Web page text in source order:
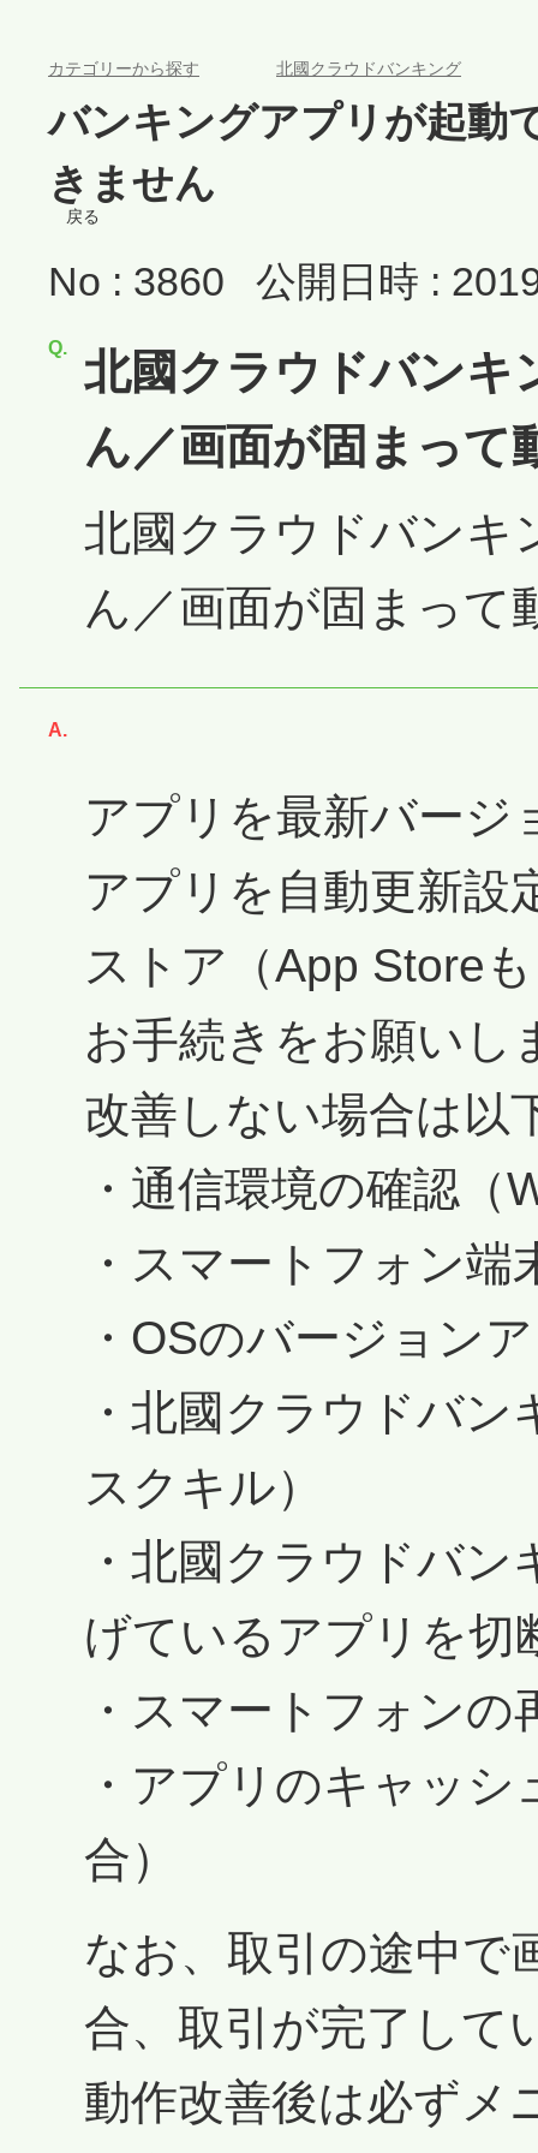
カテゴリーから探す 北國クラウドバンキング
バンキングアプリが起動
きません
戻る
No : 3860 公開日時 :
北國クラウドバンキ
ん／画面が固まって
北國クラウドバンキ
ん／画面が固まって
アプリを最新バージ
アプリを自動更新設
ストア（App Store
お手続きをお願いし
改善しない場合は以
・通信環境の確認（
・スマートフォン
・OSのバージョン
・北國クラウドバ
スクキル）
・北國クラウドバ
げているアプリを切
・スマートフォン
・アプリのキャッ
合）
なお、取引の途中で
合、取引が完了して
動作改善後は必ずメ